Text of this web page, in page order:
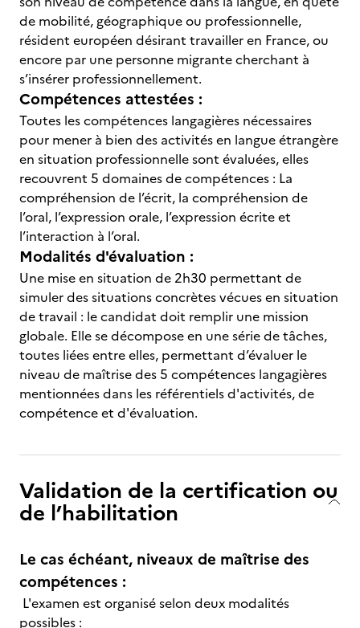
de mobilité, géographique ou professionnelle,
résident européen désirant travailler en France, ou
encore par une personne migrante cherchant à
s’insérer professionnellement.
Compétences attestées :
Toutes les compétences langagières nécessaires
pour mener à bien des activités en langue étrangère
en situation professionnelle sont évaluées, elles
recouvrent 5 domaines de compétences : La
compréhension de l’écrit, la compréhension de
l’oral, l’expression orale, l’expression écrite et
l’interaction à l’oral.
Modalités d'évaluation :
Une mise en situation de 2h30 permettant de
simuler des situations concrètes vécues en situation
de travail : le candidat doit remplir une mission
globale. Elle se décompose en une série de tâches,
toutes liées entre elles, permettant d’évaluer le
niveau de maîtrise des 5 compétences langagières
mentionnées dans les référentiels d'activités, de
compétence et d'évaluation.
Validation de la certification ou
de l’habilitation
Le cas échéant, niveaux de maîtrise des
compétences :
L'examen est organisé selon deux modalités
possibles :